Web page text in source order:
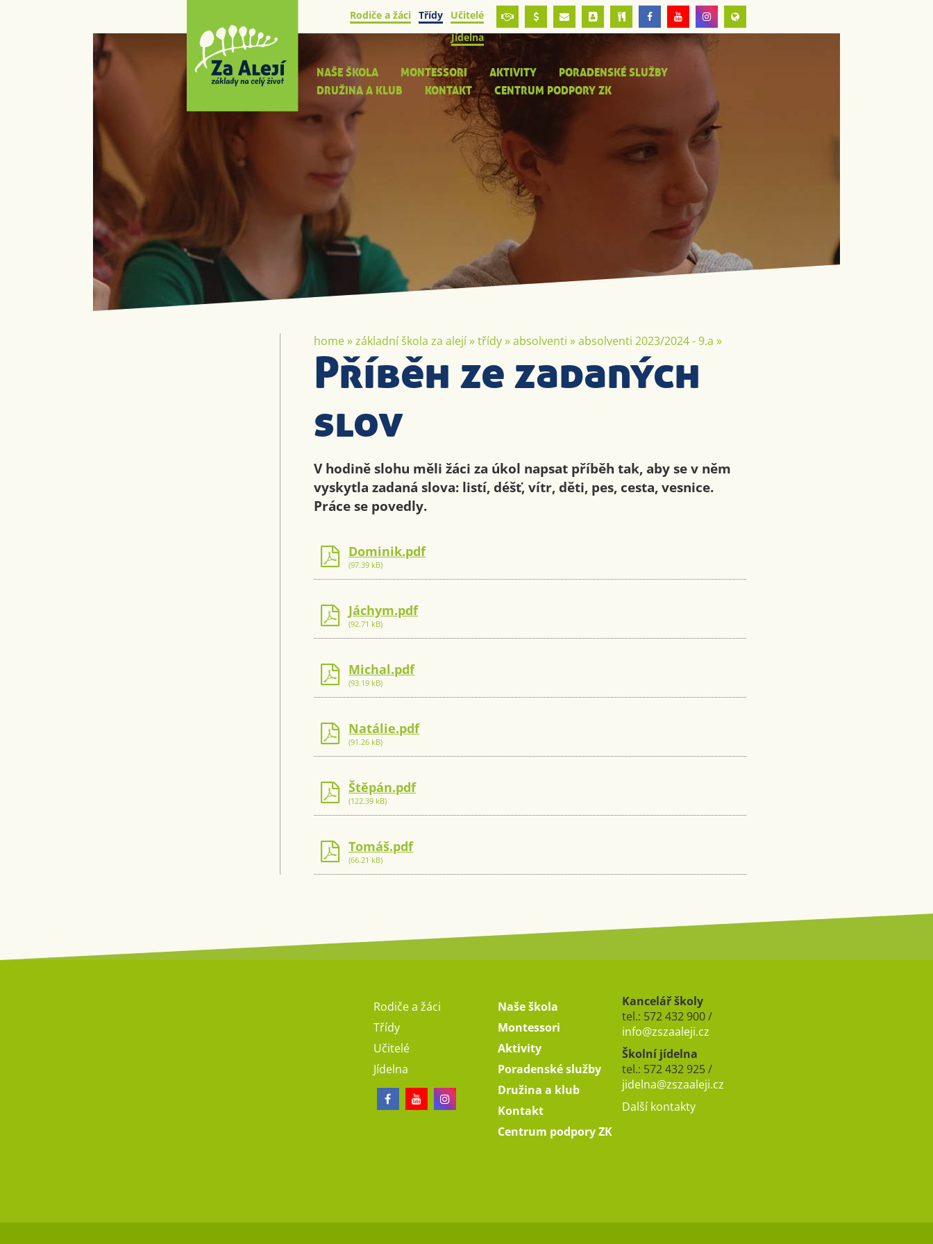
Rodiče a žáci Třídy
Učitelé
Jídelna
NAŠE ŠKOLA MONTESSORI AKTIVITY
PORADENSKÉ SLUŽBY
DRUŽINA A KLUB
KONTAKT CENTRUM PODPORY ZK
home»základní škola za alejí»třídy»absolventi »absolventi 2023/2024 - 9.a »
Příběh ze zadaných
slov
V hodině slohu měli žáci za úkol napsat příběh tak, aby se v něm
vyskytla zadaná slova: listí, déšť, vítr, děti, pes, cesta, vesnice.
Práce se povedly.
Dominik.pdf
(97.39 kB)
Jáchym.pdf
(92.71 kB)
Michal.pdf
(93.19 kB)
Natálie.pdf
(91.26 kB)
Štěpán.pdf
(122.39 kB)
Tomáš.pdf
(66.21 kB)
Rodiče a žáci
Třídy
Učitelé
Jídelna
Naše škola
Montessori
Aktivity
Poradenské služby
Družina a klub
Kontakt
Centrum podpory ZK
Kancelář školy
tel.: 572 432 900 /
info@zszaaleji.cz
Školní jídelna
tel.: 572 432 925 /
jidelna@zszaaleji.cz
Další kontakty